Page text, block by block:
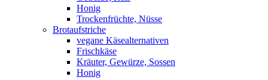
Honig
Trockenfrüchte, Nüsse
Brotaufstriche
vegane Käsealternativen
Frischkäse
Kräuter, Gewürze, Sossen
Honig